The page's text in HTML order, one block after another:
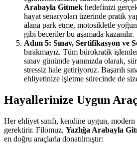
Arabayla Gitmek hedefinizi
hayat senaryoları üzerinde pratik
alana park etme, motosikletle
gibi beceriler bu aşamada kazanılır.
Adım 5: Sınav, Sertifikasyon ve
bırakmayız. Tüm bürokratik
sınav gününde yanınızda olarak,
stressiz hale getiriyoruz. Başarılı
ehliyetinize işletme sürecinde de
Hayallerinize Uygun
Her ehliyet sınıfı, kendine uygun,
gerektirir. Filomuz, Yazlığa Arabayla
en doğru araçlarla donatılmıştır: